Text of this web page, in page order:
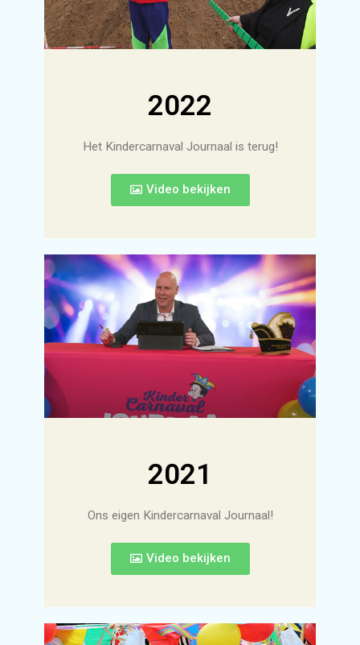
2022
Het Kindercarnaval Journaal is terug!
Video bekijken
2021
Ons eigen Kindercarnaval Journaal!
Video bekijken